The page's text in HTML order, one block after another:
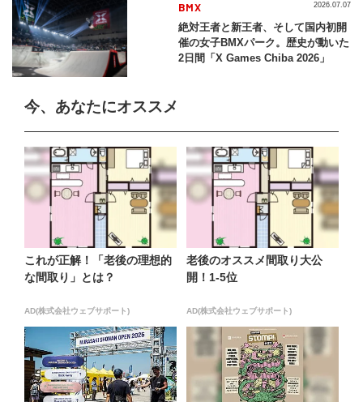
BMX
絶対王者と新王者、そして国内初開
催の女子BMXパーク。歴史が動いた
2日間「X Games Chiba 2026」
2026.07.07
今、あなたにオススメ
これが正解！「老後の理想的
な間取り」とは？
AD(株式会社ウェブサポート)
老後のオススメ間取り大公
開！1-5位
AD(株式会社ウェブサポート)